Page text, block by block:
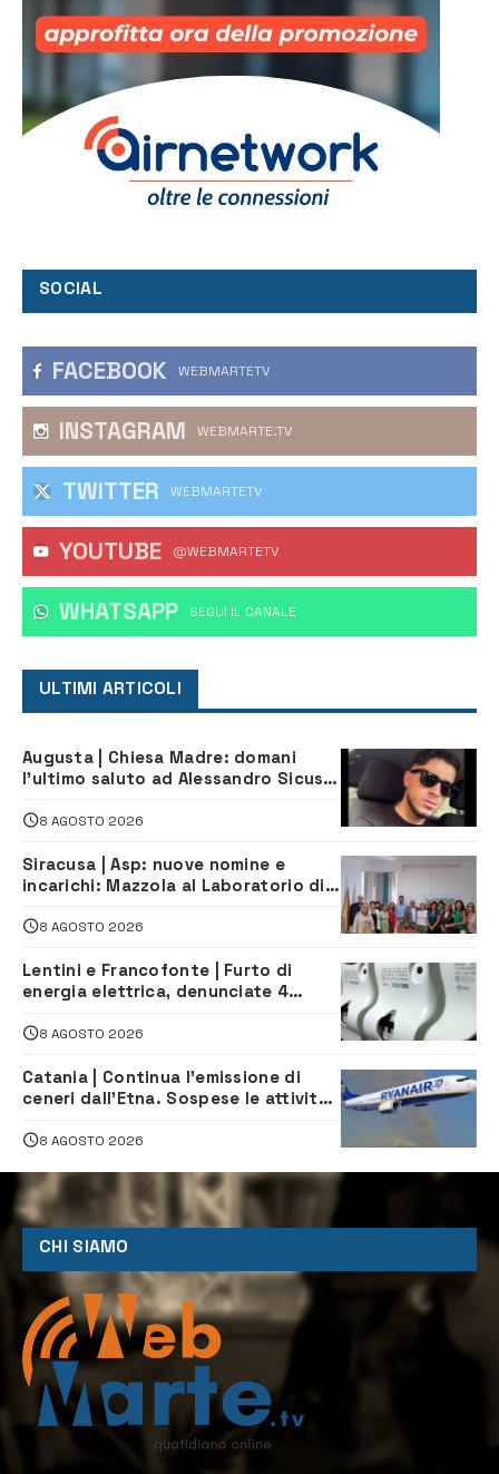
SOCIAL
FACEBOOK WEBMARTETV
INSTAGRAM WEBMARTE.TV
TWITTER WEBMARTETV
YOUTUBE @WEBMARTETV
WHATSAPP ‎SEGUI IL CANALE
ULTIMI ARTICOLI
Augusta | Chiesa Madre: domani
l’ultimo saluto ad Alessandro Sicuso,
8 AGOSTO 2026
Siracusa | Asp: nuove nomine e
incarichi: Mazzola al Laboratorio di
Servizio Legale
8 AGOSTO 2026
Lentini e Francofonte | Furto di
energia elettrica, denunciate 4
8 AGOSTO 2026
Catania | Continua l’emissione di
ceneri dall’Etna. Sospese le attività
8 AGOSTO 2026
CHI SIAMO